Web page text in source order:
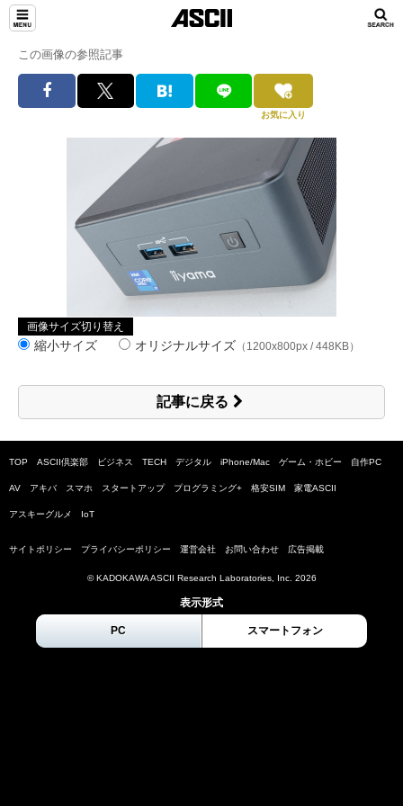
この画像の参照記事
お気に入り
画像サイズ切り替え
縮小サイズ オリジナルサイズ （1200x800px / 448KB）
記事に戻る
TOP ASCII倶楽部 ビジネス TECH デジタル iPhone/Mac ゲーム・ホビー 自作PC
AV アキバ スマホ スタートアップ プログラミング+ 格安SIM 家電ASCII
アスキーグルメ IoT
サイトポリシー プライバシーポリシー 運営会社 お問い合わせ 広告掲載
© KADOKAWA ASCII Research Laboratories, Inc. 2026
表示形式
PC スマートフォン